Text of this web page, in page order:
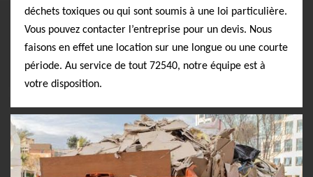
déchets toxiques ou qui sont soumis à une loi particulière.
Vous pouvez contacter l’entreprise pour un devis. Nous
faisons en effet une location sur une longue ou une courte
période. Au service de tout 72540, notre équipe est à
votre disposition.